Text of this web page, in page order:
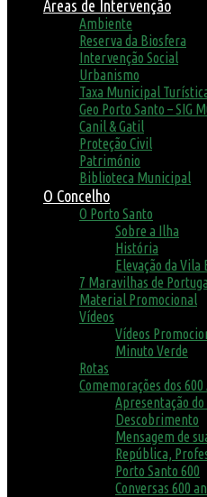
Áreas de Intervenção
Ambiente
Reserva da Biosfera
Intervenção Social
Urbanismo
Taxa Municipal
Geo Porto Santo – SIG
Canil & Gatil
Proteção Civil
Património
Biblioteca Municipal
O Concelho
O Porto Santo
Sobre a Ilha
História
Elevação da
7 Maravilhas de
Material Promocional
Vídeos
Vídeos
Minuto Verde
Rotas
Comemorações dos 600
Apresentação
Descobrimento
Mensagem de
República,
Porto Santo 600
Conversas 600